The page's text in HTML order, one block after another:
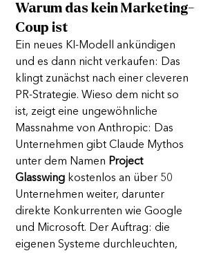
Warum das kein Marketing-
Coup ist
Ein neues KI-Modell ankündigen
und es dann nicht verkaufen: Das
klingt zunächst nach einer cleveren
PR-Strategie. Wieso dem nicht so
ist, zeigt eine ungewöhnliche
Massnahme von Anthropic: Das
Unternehmen gibt Claude Mythos
unter dem Namen Project
Glasswing kostenlos an über 50
Unternehmen weiter, darunter
direkte Konkurrenten wie Google
und Microsoft. Der Auftrag: die
eigenen Systeme durchleuchten,